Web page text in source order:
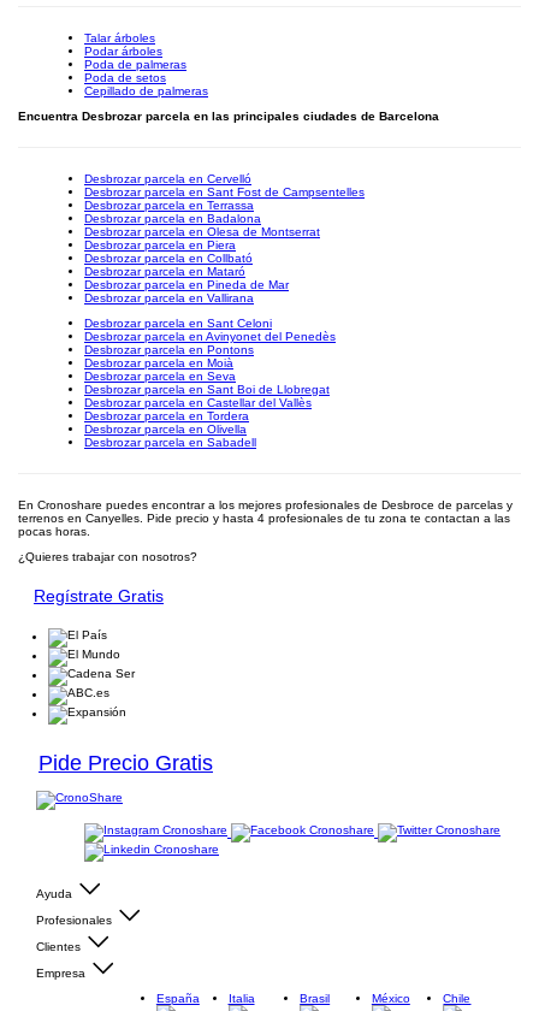
Talar árboles
Podar árboles
Poda de palmeras
Poda de setos
Cepillado de palmeras
Encuentra Desbrozar parcela en las principales ciudades de Barcelona
Desbrozar parcela en Cervelló
Desbrozar parcela en Sant Fost de Campsentelles
Desbrozar parcela en Terrassa
Desbrozar parcela en Badalona
Desbrozar parcela en Olesa de Montserrat
Desbrozar parcela en Piera
Desbrozar parcela en Collbató
Desbrozar parcela en Mataró
Desbrozar parcela en Pineda de Mar
Desbrozar parcela en Vallirana
Desbrozar parcela en Sant Celoni
Desbrozar parcela en Avinyonet del Penedès
Desbrozar parcela en Pontons
Desbrozar parcela en Moià
Desbrozar parcela en Seva
Desbrozar parcela en Sant Boi de Llobregat
Desbrozar parcela en Castellar del Vallès
Desbrozar parcela en Tordera
Desbrozar parcela en Olivella
Desbrozar parcela en Sabadell
En Cronoshare puedes encontrar a los mejores profesionales de Desbroce de parcelas y
terrenos en Canyelles. Pide precio y hasta 4 profesionales de tu zona te contactan a las
pocas horas.
¿Quieres trabajar con nosotros?
Regístrate Gratis
Pide Precio Gratis
Ayuda
Profesionales
Clientes
Empresa
España
Italia Brasil México Chile